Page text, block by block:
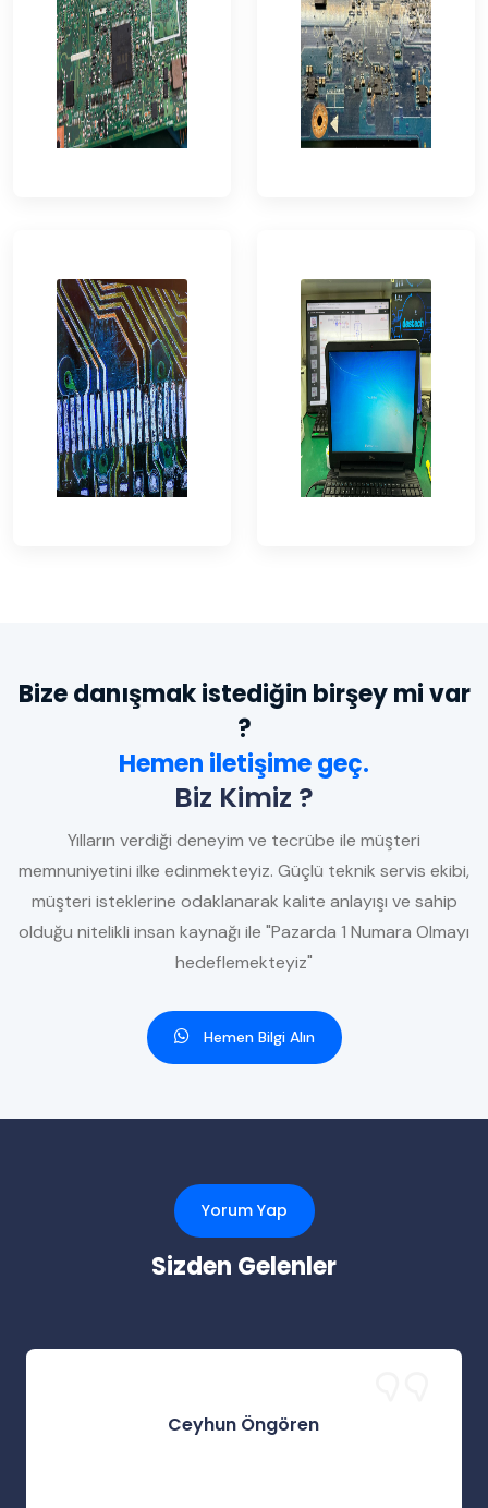
Bize danışmak istediğin birşey mi var
?
Hemen iletişime geç.
Biz Kimiz ?
Yılların verdiği deneyim ve tecrübe ile müşteri
memnuniyetini ilke edinmekteyiz. Güçlü teknik servis ekibi,
müşteri isteklerine odaklanarak kalite anlayışı ve sahip
olduğu nitelikli insan kaynağı ile "Pazarda 1 Numara Olmayı
hedeflemekteyiz"
Hemen Bilgi Alın
Yorum Yap
Sizden Gelenler
Ceyhun Öngören